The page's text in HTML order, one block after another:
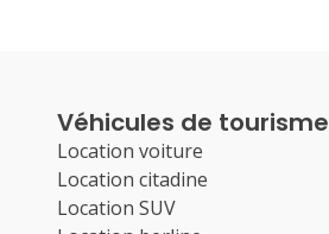
Véhicules de tourisme
Location voiture
Location citadine
Location SUV